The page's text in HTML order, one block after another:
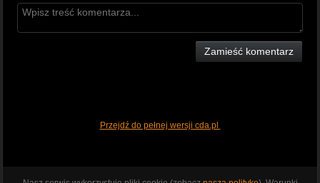
Zamieść komentarz
Przejdź do pełnej wersji cda.pl